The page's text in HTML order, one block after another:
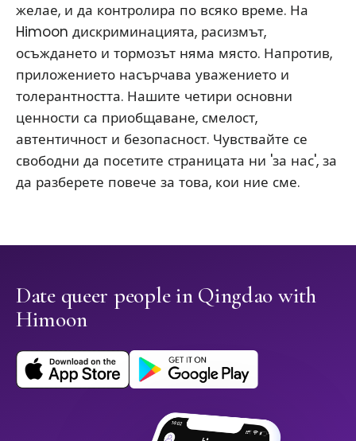
желае, и да контролира по всяко време. На
Himoon дискриминацията, расизмът,
осъждането и тормозът няма място. Напротив,
приложението насърчава уважението и
толерантността. Нашите четири основни
ценности са приобщаване, смелост,
автентичност и безопасност. Чувствайте се
свободни да посетите страницата ни 'за нас', за
да разберете повече за това, кои ние сме.
Date queer people in Qingdao with
Himoon